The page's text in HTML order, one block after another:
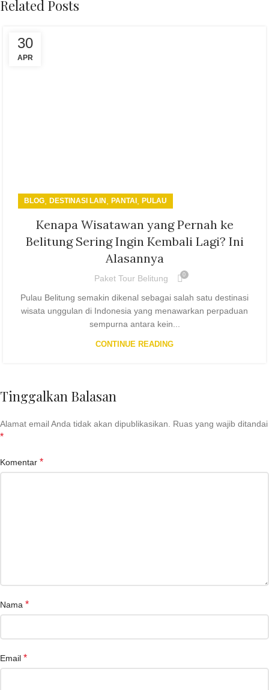
Related Posts
30
APR
BLOG DESTINASI LAIN PANTAI PULAU
Kenapa Wisatawan yang Pernah ke
Belitung Sering Ingin Kembali Lagi? Ini
Alasannya
Paket Tour Belitung 0
Pulau Belitung semakin dikenal sebagai salah satu destinasi
wisata unggulan di Indonesia yang menawarkan perpaduan
sempurna antara kein...
CONTINUE READING
Tinggalkan Balasan
Alamat email Anda tidak akan dipublikasikan. Ruas yang wajib ditandai
*
Komentar *
Nama *
Email *